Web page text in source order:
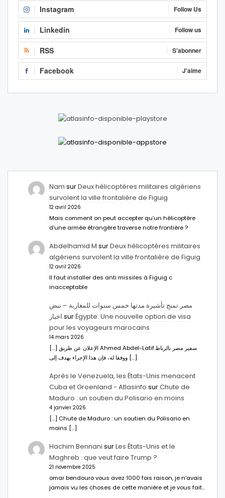
Instagram Follow Us
Linkedin Follow us
RSS S'abonner
Facebook J'aime
Nam surDeux hélicoptères militaires algériens
survolent la ville frontalière de Figuig
12 avril 2026
Mais comment on peut accepter qu’un hélicoptère
d’une armée étrangère traverse notre frontière ?
Abdelhamid M surDeux hélicoptères militaires
algériens survolent la ville frontalière de Figuig
12 avril 2026
Il faut installer des anti missiles à Figuig c
inacceptable
مصر تمنح تأشيرة مدتها خمس سنوات للمغاربة – نبض
اخبار surÉgypte: Une nouvelle option de visa
pour les voyageurs marocains
14 mars 2026
[…] الإعلان عن طريق Ahmed Abdel-Latifسفير مصر بالرباط.
ووفقا له، فإن هذا الإجراء يهدف إلى […]
Après le Venezuela, les États-Unis menacent
Cuba et Groenland - Atlasinfo surChute de
Maduro : un soutien du Polisario en moins
4 janvier 2026
[…] Chute de Maduro : un soutien du Polisario en
moins […]
Hachim Bennani surLes États-Unis et le
Maghreb : que veut faire Trump ?
21 novembre 2025
omar bendouro vous avez 1000 fois raison, je n'avais
jamais vu les choses de cette manière et je vous fait…